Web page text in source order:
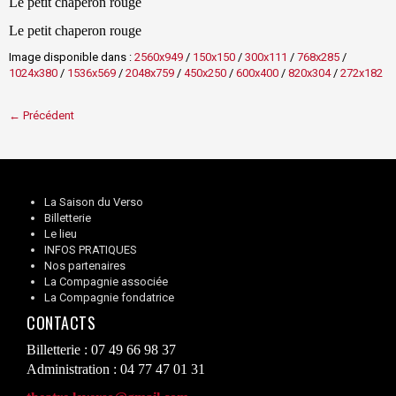
Le petit chaperon rouge
Image disponible dans : 2560x949 / 150x150 / 300x111 / 768x285 /
1024x380 / 1536x569 / 2048x759 / 450x250 / 600x400 / 820x304/ 272x182
← Précédent
La Saison du Verso
Billetterie
Le lieu
INFOS PRATIQUES
Nos partenaires
La Compagnie associée
La Compagnie fondatrice
CONTACTS
Billetterie : 07 49 66 98 37
Administration : 04 77 47 01 31